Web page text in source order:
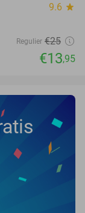
9.6 star
Regulier €25
€13,95